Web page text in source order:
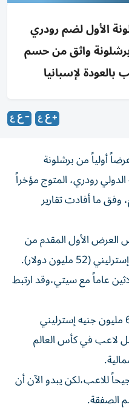
الأول لضم رودري
68م£، وبرشلونة واثق من حسم
لإسبانيا
أولياً من برشلونة
رودري، المتوج مؤخراً
وفق ما أفادت تقارير
العرض الأول المقدم من
عاماً مع سيتي،وقد ارتبط
ويُعتقد أن سيتي يطالب بقرابة 68 مليون جنيه إسترليني
لاعب في كأس العالم
للاعب،لكن يبدو الآن أن
الصفقة.